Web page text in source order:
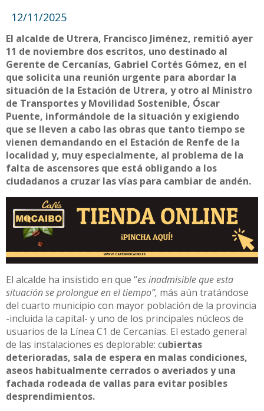
12/11/2025
El alcalde de Utrera, Francisco Jiménez, remitió ayer
11 de noviembre dos escritos, uno destinado al
Gerente de Cercanías, Gabriel Cortés Gómez, en el
que solicita una reunión urgente para abordar la
situación de la Estación de Utrera, y otro al Ministro
de Transportes y Movilidad Sostenible, Óscar
Puente, informándole de la situación y exigiendo
que se lleven a cabo las obras que tanto tiempo se
vienen demandando en el Estación de Renfe de la
localidad y, muy especialmente, al problema de la
falta de ascensores que está obligando a los
ciudadanos a cruzar las vías para cambiar de andén.
El alcalde ha insistido en que “es inadmisible que esta
situación se prolongue en el tiempo”, más aún tratándose
del cuarto municipio con mayor población de la provincia
-incluida la capital- y uno de los principales núcleos de
usuarios de la Línea C1 de Cercanías. El estado general
de las instalaciones es deplorable: cubiertas
deterioradas, sala de espera en malas condiciones,
aseos habitualmente cerrados o averiados y una
fachada rodeada de vallas para evitar posibles
desprendimientos.